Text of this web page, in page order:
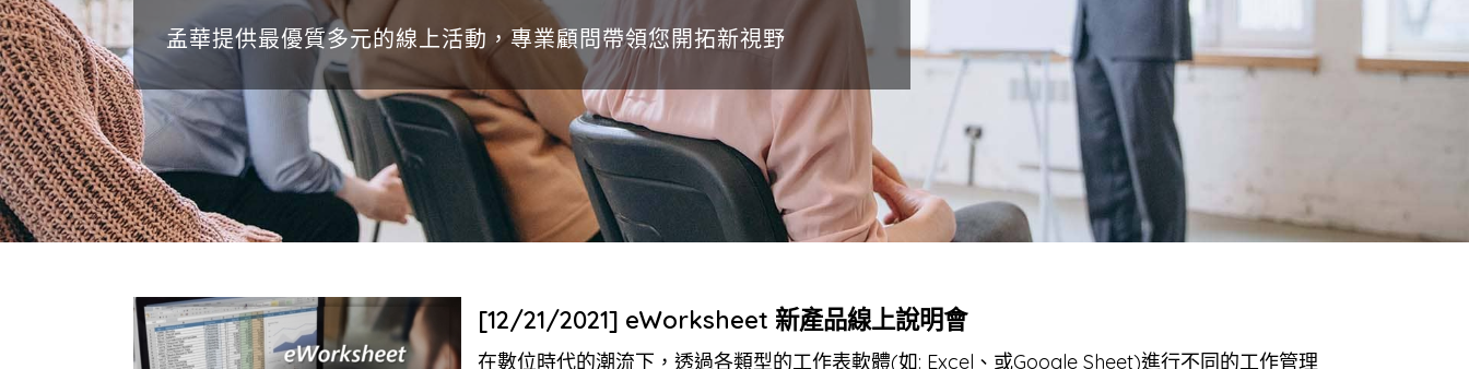
孟華提供最優質多元的線上活動，專業顧問帶領您開拓新視野
[12/21/2021] eWorksheet 新產品線上說明會
在數位時代的潮流下，透過各類型的工作表軟體(如: Excel、或Google Sheet)進行不同的工作管理